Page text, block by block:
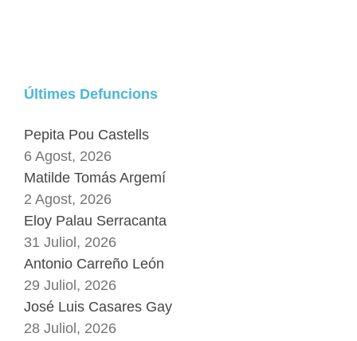
Últimes Defuncions
Pepita Pou Castells
6 Agost, 2026
Matilde Tomás Argemí
2 Agost, 2026
Eloy Palau Serracanta
31 Juliol, 2026
Antonio Carreño León
29 Juliol, 2026
José Luis Casares Gay
28 Juliol, 2026